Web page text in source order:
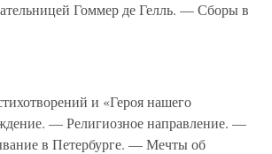
Гоммер де Гелль. — Сборы в
и «Героя нашего
— Религиозное направление. —
в Петербурге. — Мечты об